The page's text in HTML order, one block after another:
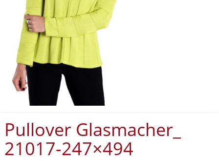
Pullover Glasmacher_
21017-247×494